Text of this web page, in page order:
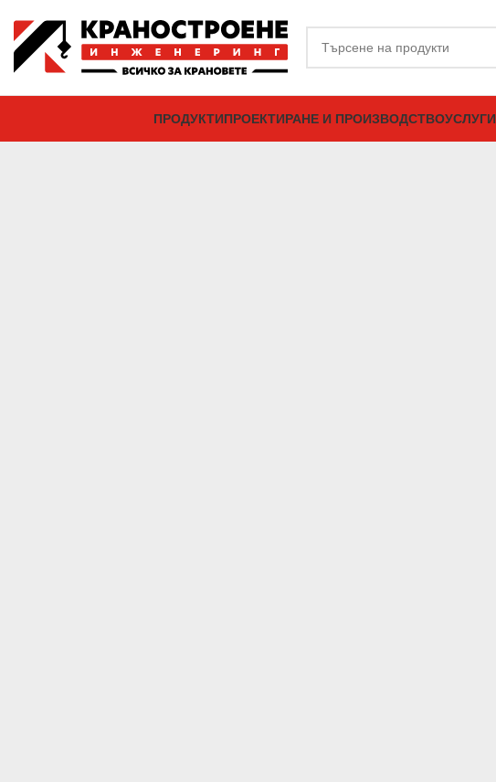
ПРОДУКТИПРОЕКТИРАНЕ И ПРОИЗВОДСТВОУСЛУГИ